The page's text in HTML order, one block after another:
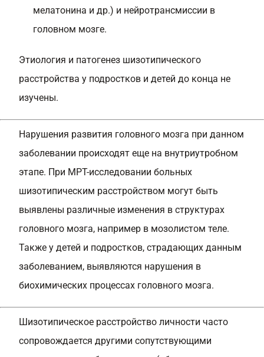
мелатонина и др.) и нейротрансмиссии в
головном мозге.
Этиология и патогенез шизотипического
расстройства у подростков и детей до конца не
изучены.
Нарушения развития головного мозга при данном
заболевании происходят еще на внутриутробном
этапе. При МРТ-исследовании больных
шизотипическим расстройством могут быть
выявлены различные изменения в структурах
головного мозга, например в мозолистом теле.
Также у детей и подростков, страдающих данным
заболеванием, выявляются нарушения в
биохимических процессах головного мозга.
Шизотипическое расстройство личности часто
сопровождается другими сопутствующими